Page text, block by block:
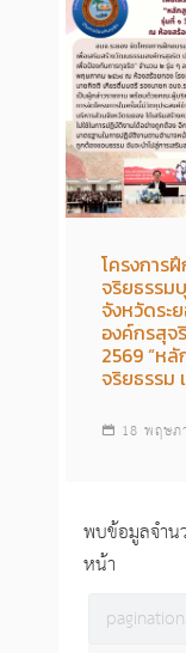
โครงการ
จริยธรรม
จังหวัดระ
องค์กรสุจ
2569 “ห
จริยธรรม
18 พฤษภ
พบข้อมูลจำน
หน้า